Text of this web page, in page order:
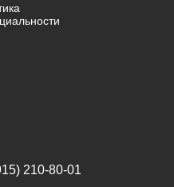
210-80-01